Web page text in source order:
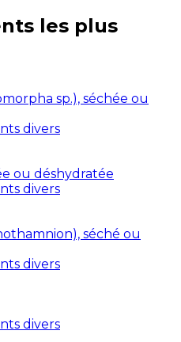
les plus
sp.), séchée ou
divers
ou déshydratée
divers
séché ou
divers
divers